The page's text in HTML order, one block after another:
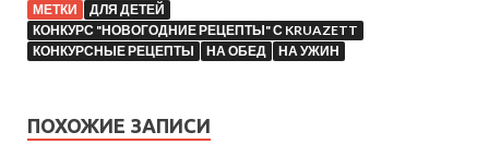
МЕТКИ
ДЛЯ ДЕТЕЙ
КОНКУРС "НОВОГОДНИЕ РЕЦЕПТЫ" С KRUAZETT
КОНКУРСНЫЕ РЕЦЕПТЫ
НА ОБЕД НА УЖИН
ПОХОЖИЕ ЗАПИСИ